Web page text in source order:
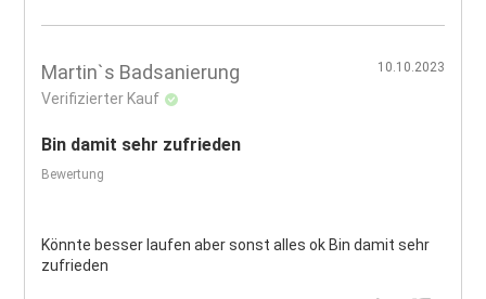
Martin`s Badsanierung
Verifizierter Kauf
10.10.2023
Bin damit sehr zufrieden
Bewertung
Könnte besser laufen aber sonst alles ok Bin damit sehr
zufrieden